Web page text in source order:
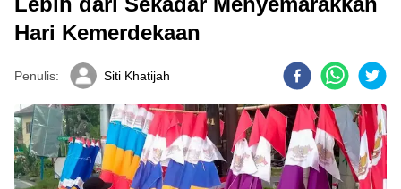
Hari Kemerdekaan
Penulis: Siti Khatijah